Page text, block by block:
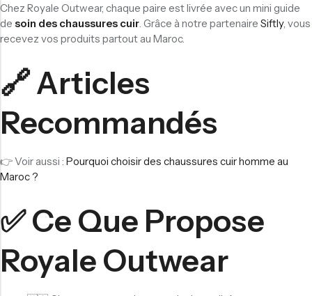
Chez Royale Outwear, chaque paire est livrée avec un mini guide
de soin des chaussures cuir. Grâce à notre partenaire Siftly, vous
recevez vos produits partout au Maroc.
🔗 Articles
Recommandés
👉 Voir aussi : Pourquoi choisir des chaussures cuir homme au
Maroc ?
✅ Ce Que Propose
Royale Outwear